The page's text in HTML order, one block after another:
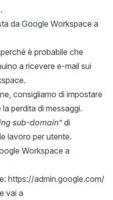
da Google Workspace a
è probabile che
a ricevere e-mail sui
consigliamo di impostare
perdita di messaggi.
sub-domain”di
lavoro per utente.
Workspace a
https://admin.google.com/
vai a